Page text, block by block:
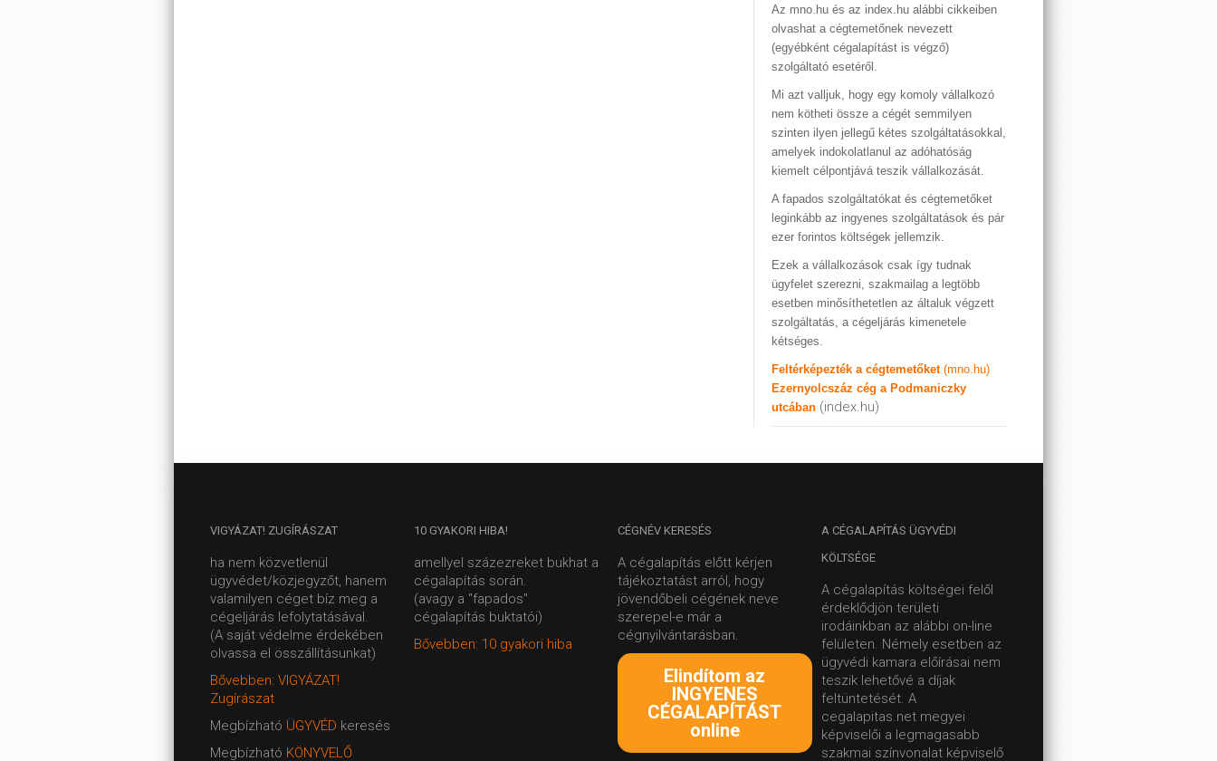
Az mno.hu és az index.hu alábbi cikkeiben
olvashat a cégtemetőnek nevezett
(egyébként cégalapítást is végző)
szolgáltató esetéről.
Mi azt valljuk, hogy egy komoly vállalkozó
nem kötheti össze a cégét semmilyen
szinten ilyen jellegű kétes szolgáltatásokkal,
amelyek indokolatlanul az adóhatóság
kiemelt célpontjává teszik vállalkozását.
A fapados szolgáltatókat és cégtemetőket
leginkább az ingyenes szolgáltatások és pár
ezer forintos költségek jellemzik.
Ezek a vállalkozások csak így tudnak
ügyfelet szerezni, szakmailag a legtöbb
esetben minősíthetetlen az általuk végzett
szolgáltatás, a cégeljárás kimenetele
kétséges.
Feltérképezték a cégtemetőket (mno.hu)
Ezernyolcszáz cég a Podmaniczky
utcában (index.hu)
VIGYÁZAT! ZUGÍRÁSZAT
ha nem közvetlenül
ügyvédet/közjegyzőt, hanem
valamilyen céget bíz meg a
cégeljárás lefolytatásával.
(A saját védelme érdekében
olvassa el összállításunkat)
Bővebben: VIGYÁZAT!
Zugírászat
Megbízható ÜGYVÉD keresés
Megbízható KÖNYVELŐ
10 GYAKORI HIBA!
amellyel százezreket bukhat a
cégalapítás során.
(avagy a "fapados"
cégalapítás buktatói)
Bővebben: 10 gyakori hiba
CÉGNÉV KERESÉS
A cégalapítás előtt kérjen
tájékoztatást arról, hogy
jövendőbeli cégének neve
szerepel-e már a
cégnyilvántarásban.
Elindítom az
INGYENES
CÉGALAPÍTÁST
online
A CÉGALAPÍTÁS ÜGYVÉDI
KÖLTSÉGE
A cégalapítás költségei felől
érdeklődjön területi
irodáinkban az alábbi on-line
felületen. Némely esetben az
ügyvédi kamara előírásai nem
teszik lehetővé a díjak
feltüntetését. A
cegalapitas.net megyei
képviselői a legmagasabb
szakmai színvonalat képviselő